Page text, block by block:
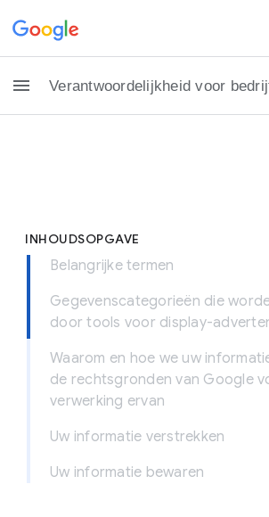
Verantwoordelijkheid voor
INHOUDSOPGAVE
Belangrijke termen
Gegevenscategorieën die
door tools voor display-
Waarom en hoe we uw
de rechtsgronden van Google
verwerking ervan
Uw informatie verstrekken
Uw informatie bewaren